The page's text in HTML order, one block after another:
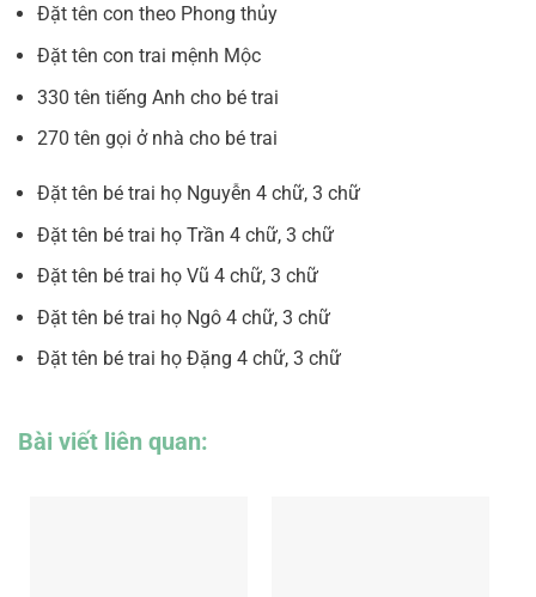
Đặt tên con theo Phong thủy
Đặt tên con trai mệnh Mộc
330 tên tiếng Anh cho bé trai
270 tên gọi ở nhà cho bé trai
Đặt tên bé trai họ Nguyễn 4 chữ, 3 chữ
Đặt tên bé trai họ Trần 4 chữ, 3 chữ
Đặt tên bé trai họ Vũ 4 chữ, 3 chữ
Đặt tên bé trai họ Ngô 4 chữ, 3 chữ
Đặt tên bé trai họ Đặng 4 chữ, 3 chữ
Bài viết liên quan: